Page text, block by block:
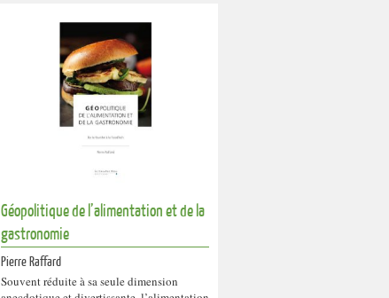
Géopolitique de l’alimentation et de la
gastronomie
Pierre Raffard
Souvent réduite à sa seule dimension